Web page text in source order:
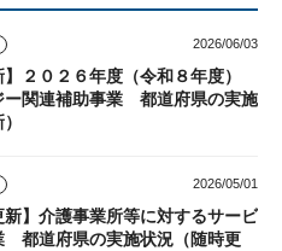
2026/06/03
】２０２６年度（令和８年度）
ー関連補助事業 都道府県の実施
2026/05/01
新】介護事業所等に対するサービ
都道府県の実施状況（随時更